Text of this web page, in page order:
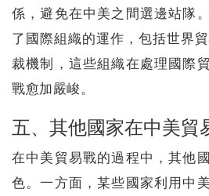
係，避免在中美之間選邊站隊
了國際組織的運作，包括世界
裁機制，這些組織在處理國際
戰愈加嚴峻。
五、其他國家在中美貿
在中美貿易戰的過程中，其他
色。一方面，某些國家利用中